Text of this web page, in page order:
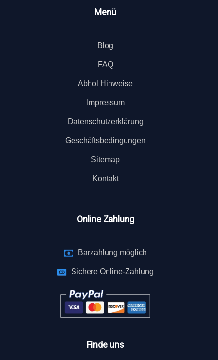
Menü
Blog
FAQ
Abhol Hinweise
Impressum
Datenschutzerklärung
Geschäftsbedingungen
Sitemap
Kontakt
Online Zahlung
Barzahlung möglich
Sichere Online-Zahlung
Finde uns